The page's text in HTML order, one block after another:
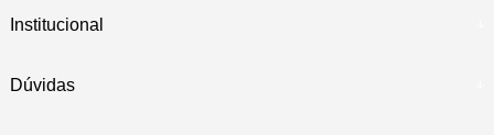
Institucional
Dúvidas